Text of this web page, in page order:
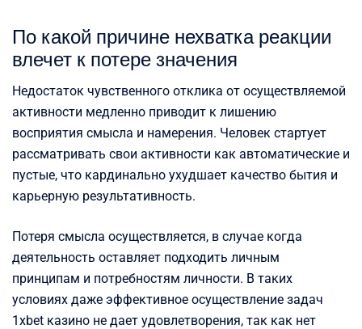
По какой причине нехватка реакции
влечет к потере значения
Недостаток чувственного отклика от осуществляемой
активности медленно приводит к лишению
восприятия смысла и намерения. Человек стартует
рассматривать свои активности как автоматические и
пустые, что кардинально ухудшает качество бытия и
карьерную результативность.
Потеря смысла осуществляется, в случае когда
деятельность оставляет подходить личным
принципам и потребностям личности. В таких
условиях даже эффективное осуществление задач
1xbet казино не дает удовлетворения, так как нет